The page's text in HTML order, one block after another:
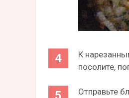
К
посолите,
Отправьте